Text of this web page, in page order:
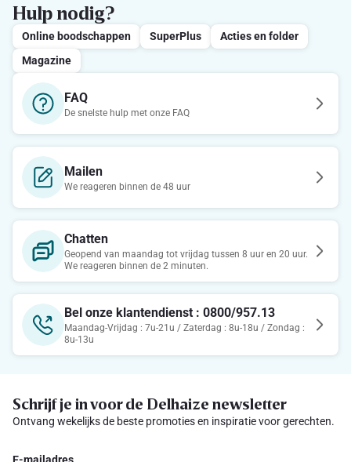
Hulp nodig?
Online boodschappen SuperPlus
Acties en folder
Magazine
FAQ
De snelste hulp met onze FAQ
Mailen
We reageren binnen de 48 uur
Chatten
Geopend van maandag tot vrijdag tussen 8 uur en 20 uur.
We reageren binnen de 2 minuten.
Bel onze klantendienst : 0800/957.13
Maandag-Vrijdag : 7u-21u / Zaterdag : 8u-18u / Zondag :
8u-13u
Schrijf je in voor de Delhaize newsletter
Ontvang wekelijks de beste promoties en inspiratie voor gerechten.